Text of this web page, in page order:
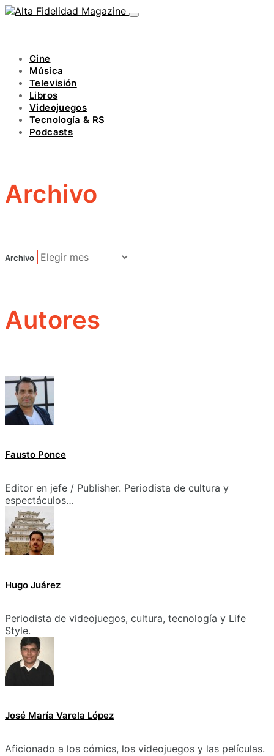
Cine
Música
Televisión
Libros
Videojuegos
Tecnología & RS
Podcasts
Archivo
Archivo
Autores
Fausto Ponce
Editor en jefe / Publisher. Periodista de cultura y
espectáculos…
Hugo Juárez
Periodista de videojuegos, cultura, tecnología y Life
Style.
José María Varela López
Aficionado a los cómics, los videojuegos y las películas.